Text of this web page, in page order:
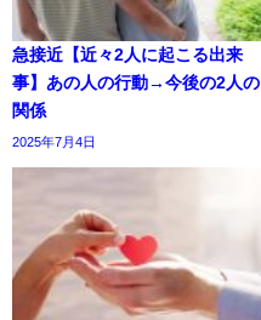
急接近【近々2人に起こる出来
事】あの人の行動→今後の2人の
関係
2025年7月4日